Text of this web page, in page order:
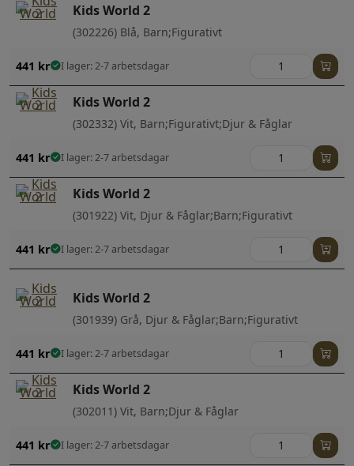
Kids World 2
(302226) Blå, Barn;Figurativt
441 kr I lager: 2-7 arbetsdagar
Kids World 2
(302332) Vit, Barn;Figurativt;Djur & Fåglar
441 kr I lager: 2-7 arbetsdagar
Kids World 2
(301922) Vit, Djur & Fåglar;Barn;Figurativt
441 kr I lager: 2-7 arbetsdagar
Kids World 2
(301939) Grå, Djur & Fåglar;Barn;Figurativt
441 kr I lager: 2-7 arbetsdagar
Kids World 2
(302011) Vit, Barn;Djur & Fåglar
441 kr I lager: 2-7 arbetsdagar